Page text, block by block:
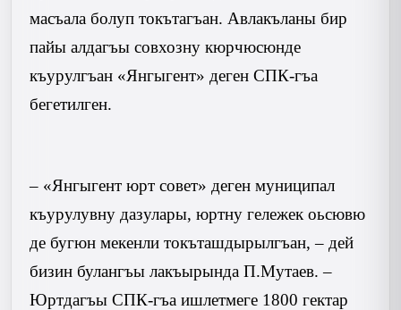
масъала болуп токътагъан. Авлакъланы бир
пайы алдагъы совхозну кюрчюсюнде
къурулгъан «Янгыгент» деген СПК-гъа
бегетилген.
– «Янгыгент юрт совет» деген муниципал
къурулувну дазулары, юртну гележек оьсювю
де бугюн мекенли токъташдырылгъан, – дей
бизин булангъы лакъырында П.Мутаев. –
Юртдагъы СПК-гъа ишлетмеге 1800 гектар